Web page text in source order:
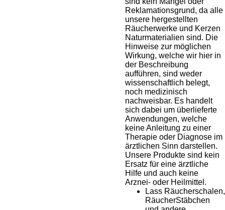
Reklamationsgrund, da alle
unsere hergestellten
Räucherwerke und Kerzen
Naturmaterialien sind. Die
Hinweise zur möglichen
Wirkung, welche wir hier in
der Beschreibung
aufführen, sind weder
wissenschaftlich belegt,
noch medizinisch
nachweisbar. Es handelt
sich dabei um überlieferte
Anwendungen, welche
keine Anleitung zu einer
Therapie oder Diagnose im
ärztlichen Sinn darstellen.
Unsere Produkte sind kein
Ersatz für eine ärztliche
Hilfe und auch keine
Arznei- oder Heilmittel.
Lass Räucherschalen,
RäucherStäbchen